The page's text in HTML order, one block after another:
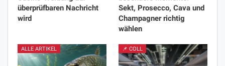
überprüfbaren Nachricht
wird
Sekt, Prosecco, Cava und
Champagner richtig
wählen
ALLE ARTIKEL 📌 COLL